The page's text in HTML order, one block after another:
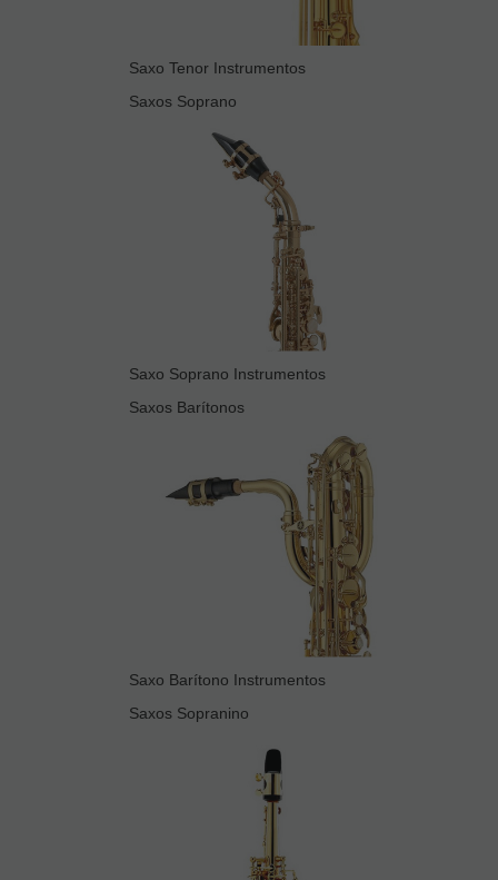
Saxo Tenor Instrumentos
Saxos Soprano
Saxo Soprano Instrumentos
Saxos Barítonos
Saxo Barítono Instrumentos
Saxos Sopranino